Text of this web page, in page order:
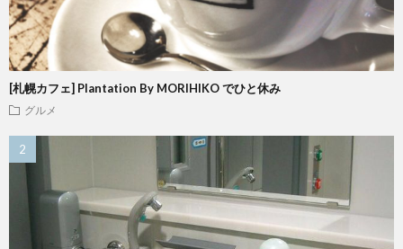
[札幌カフェ] Plantation By MORIHIKO でひと休み
グルメ